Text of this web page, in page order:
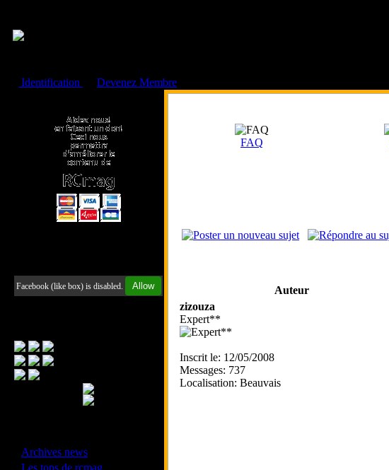
Identification
Devenez Membre
Facebook (like box) is disabled. Allow
Archives news
Les tops de rcmag
FAQ
Auteur
zizouza
Expert**
Inscrit le: 12/05/2008
Messages: 737
Localisation: Beauvais